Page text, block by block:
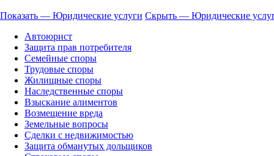
Показать — Юридические услуги Скрыть — Юридические
Автоюрист
Защита прав потребителя
Семейные споры
Трудовые споры
Жилищные споры
Наследственные споры
Взыскание алиментов
Возмещение вреда
Земельные вопросы
Сделки с недвижимостью
Защита обманутых дольщиков